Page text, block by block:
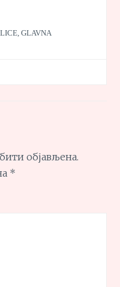
,GLAVNA
објављена.
*